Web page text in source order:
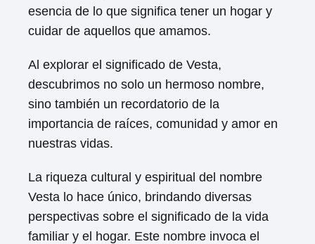
esencia de lo que significa tener un hogar y
cuidar de aquellos que amamos.
Al explorar el significado de Vesta,
descubrimos no solo un hermoso nombre,
sino también un recordatorio de la
importancia de raíces, comunidad y amor en
nuestras vidas.
La riqueza cultural y espiritual del nombre
Vesta lo hace único, brindando diversas
perspectivas sobre el significado de la vida
familiar y el hogar. Este nombre invoca el